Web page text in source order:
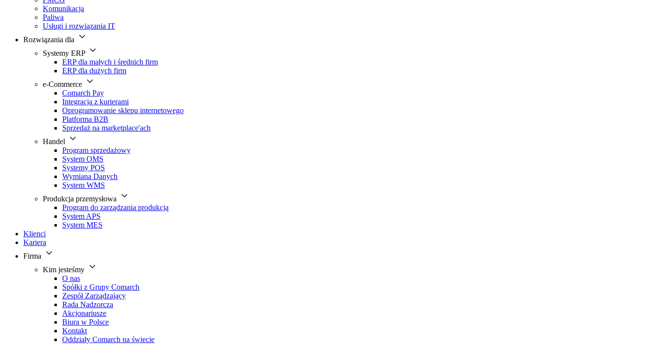
Komunikacja
Paliwa
Usługi i rozwiązania IT
Rozwiązania dla
Systemy ERP
ERP dla małych i średnich firm
ERP dla dużych firm
e-Commerce
Comarch Pay
Integracja z kurierami
Oprogramowanie sklepu internetowego
Platforma B2B
Sprzedaż na marketplace'ach
Handel
Program sprzedażowy
System OMS
Systemy POS
Wymiana Danych
System WMS
Produkcja przemysłowa
Program do zarządzania produkcją
System APS
System MES
Klienci
Kariera
Firma
Kim jesteśmy
O nas
Spółki z Grupy Comarch
Zespół Zarządzający
Rada Nadzorcza
Akcjonariusze
Biura w Polsce
Kontakt
Oddziały Comarch na świecie